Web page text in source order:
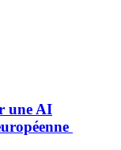
une AI